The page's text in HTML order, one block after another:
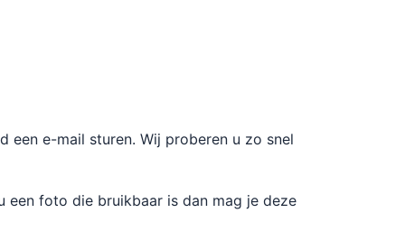
een e-mail sturen. Wij proberen u zo snel
foto die bruikbaar is dan mag je deze